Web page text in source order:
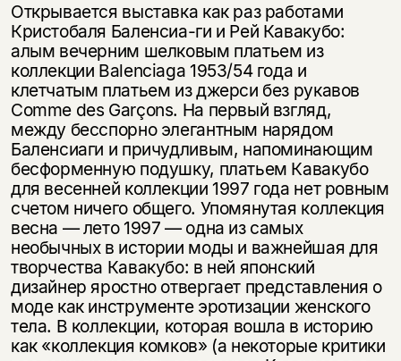
Открывается выставка как раз работами
Кристобаля Баленсиа-ги и Рей Кавакубо:
алым вечерним шелковым платьем из
коллекции Balenciaga 1953/54 года и
клетчатым платьем из джерси без рукавов
Comme des Garçons. На первый взгляд,
между бесспорно элегантным нарядом
Баленсиаги и причудливым, напоминающим
бесформенную подушку, платьем Кавакубо
для весенней коллекции 1997 года нет ровным
счетом ничего общего. Упомянутая коллекция
весна — лето 1997 — одна из самых
необычных в истории моды и важнейшая для
творчества Кавакубо: в ней японский
дизайнер яростно отвергает представления о
моде как инструменте эротизации женского
тела. В коллекции, которая вошла в историю
как «коллекция комков» (а некоторые критики